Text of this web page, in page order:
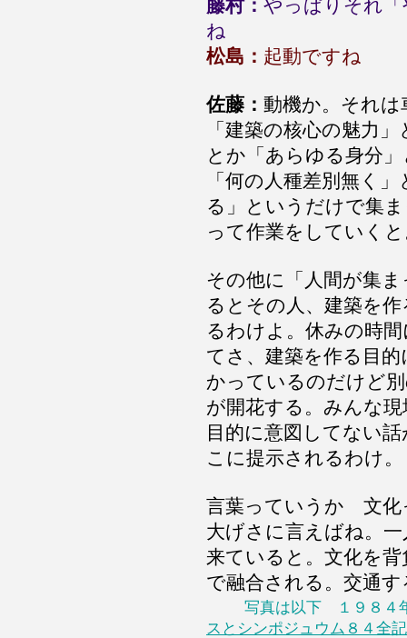
藤村： やっぱりそれ
ね
松島： 起動ですね
佐藤： 動機か。それ
「建築の核心の魅力
とか「あらゆる身分
「何の人種差別無く
る」というだけで集
って作業をしていく
その他に「人間が集
るとその人、建築を
るわけよ。休みの時
てさ、建築を作る目的
かっているのだけど
が開花する。みんな現
目的に意図してない
こに提示されるわけ。
言葉っていうか 文化
大げさに言えばね。
来ていると。文化を
で融合される。交通
写真は以下 １９８
スとシンポジュウム８４全